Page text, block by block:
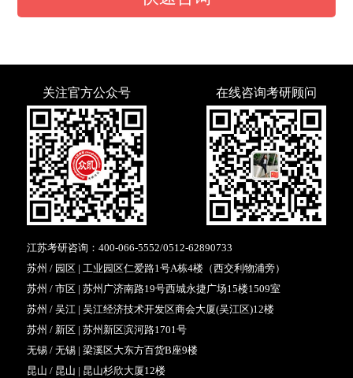
关注官方公众号 在线咨询考研顾问
江苏考研咨询： 400-066-5552/0512-62890733
苏州 / 园区 | 工业园区仁爱路1号A栋4楼（西交利物浦旁）
苏州 / 市区 | 苏州广济南路19号西城永捷广场15楼1509室
苏州 / 吴江 | 吴江经济技术开发区商会大厦(吴江区)12楼
苏州 / 新区 | 苏州新区滨河路1701号
无锡 / 无锡 | 梁溪区大东方百货B座9楼
昆山 / 昆山 | 昆山杉欣大厦12楼